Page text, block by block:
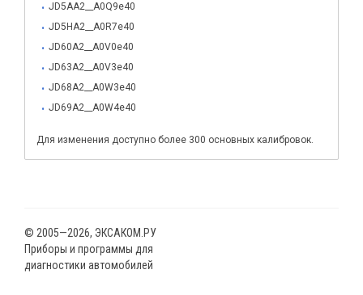
JD5AA2__A0Q9e40
JD5HA2__A0R7e40
JD60A2__A0V0e40
JD63A2__A0V3e40
JD68A2__A0W3e40
JD69A2__A0W4e40
Для изменения доступно более 300 основных калибровок.
© 2005—2026, ЭКСАКОМ.РУ
Приборы и программы для
диагностики автомобилей